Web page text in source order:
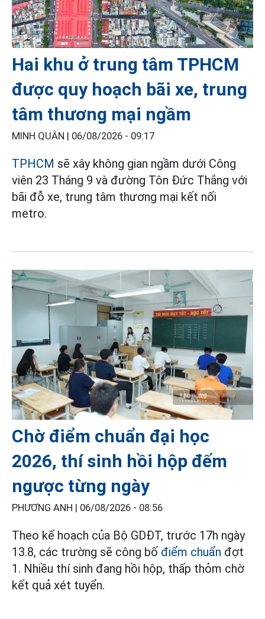
Hai khu ở trung tâm TPHCM
được quy hoạch bãi xe, trung
tâm thương mại ngầm
MINH QUÂN | 06/08/2026 - 09:17
TPHCM sẽ xây không gian ngầm dưới Công
viên 23 Tháng 9 và đường Tôn Đức Thắng với
bãi đỗ xe, trung tâm thương mại kết nối
metro.
Chờ điểm chuẩn đại học
2026, thí sinh hồi hộp đếm
ngược từng ngày
PHƯƠNG ANH | 06/08/2026 - 08:56
Theo kế hoạch của Bộ GDĐT, trước 17h ngày
13.8, các trường sẽ công bố điểm chuẩn đợt
1. Nhiều thí sinh đang hồi hộp, thấp thỏm chờ
kết quả xét tuyển.